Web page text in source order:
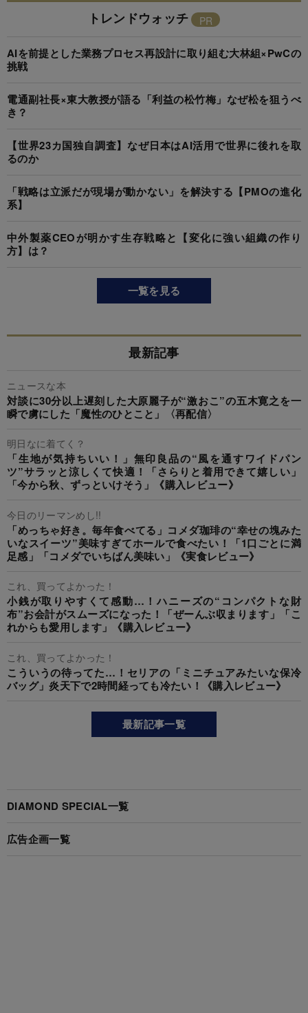
トレンドウォッチ
AIを前提とした業務プロセス再設計に取り組む大林組×PwCの
挑戦
電通副社長×東大教授が語る「利益の松竹梅」なぜ松を狙うべ
き？
【世界23カ国独自調査】なぜ日本はAI活用で世界に後れを取
るのか
「戦略は立派だが現場が動かない」を解決する【PMOの進化
系】
中外製薬CEOが明かす生存戦略と【変化に強い組織の作り
方】は？
一覧を見る
最新記事
ニュースな本
対談に30分以上遅刻した大原麗子が“激おこ”の五木寛之を一
瞬で虜にした「魔性のひとこと」〈再配信〉
明日なに着てく？
「生地が気持ちいい！」無印良品の“風を通すワイドパン
ツ”サラッと涼しくて快適！「さらりと着用できて嬉しい」
「今から秋、ずっといけそう」《購入レビュー》
今日のリーマンめし!!
「めっちゃ好き。毎年食べてる」コメダ珈琲の“幸せの塊みた
いなスイーツ”美味すぎてホールで食べたい！「1口ごとに満
足感」「コメダでいちばん美味い」《実食レビュー》
これ、買ってよかった！
小銭が取りやすくて感動…！ハニーズの“コンパクトな財
布”お会計がスムーズになった！「ぜーんぶ収まります」「こ
れからも愛用します」《購入レビュー》
これ、買ってよかった！
こういうの待ってた…！セリアの「ミニチュアみたいな保冷
バッグ」炎天下で2時間経っても冷たい！《購入レビュー》
最新記事一覧
DIAMOND SPECIAL一覧
広告企画一覧